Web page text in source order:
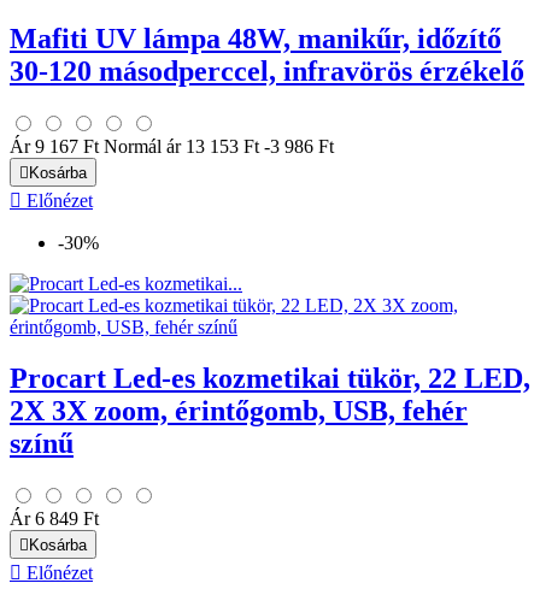
Mafiti UV lámpa 48W, manikűr, időzítő
30-120 másodperccel, infravörös érzékelő
Ár 9 167 Ft Normál ár 13 153 Ft -3 986 Ft
 Kosárba
 Előnézet
-30%
Procart Led-es kozmetikai tükör, 22 LED,
2X 3X zoom, érintőgomb, USB, fehér
színű
Ár 6 849 Ft
 Kosárba
 Előnézet